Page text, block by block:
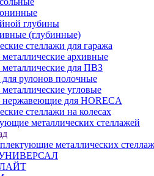
глубины
(глубинные)
стеллажи для гаража
архивные
для ПВЗ
рулонов полочные
угловые
нержавеющие для HORECA
стеллажи на колесах
металлических стеллажей
металлических